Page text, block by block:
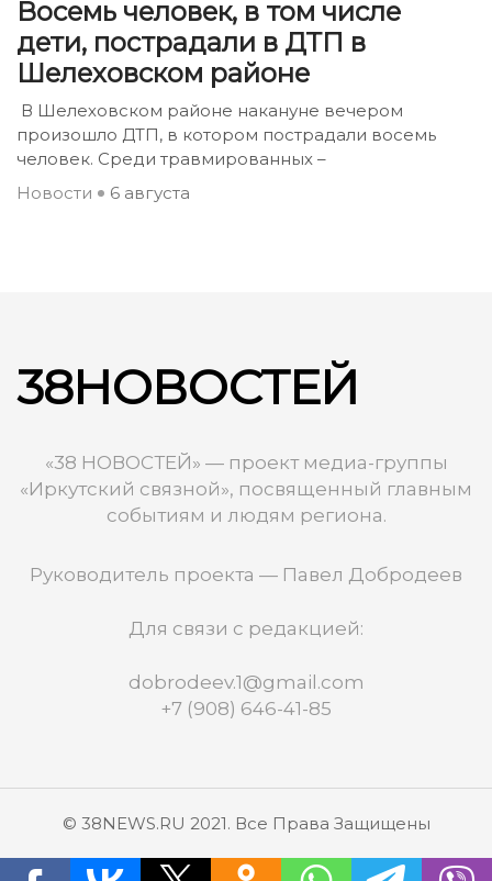
Восемь человек, в том числе
дети, пострадали в ДТП в
Шелеховском районе
В Шелеховском районе накануне вечером
произошло ДТП, в котором пострадали восемь
человек. Среди травмированных –
Новости
6 августа
38НОВОСТЕЙ
«38 НОВОСТЕЙ» — проект медиа-группы
«Иркутский связной», посвященный главным
событиям и людям региона.
Руководитель проекта — Павел Добродеев
Для связи с редакцией:
dobrodeev.1@gmail.com
+7 (908) 646-41-85
© 38NEWS.RU 2021. Все Права Защищены